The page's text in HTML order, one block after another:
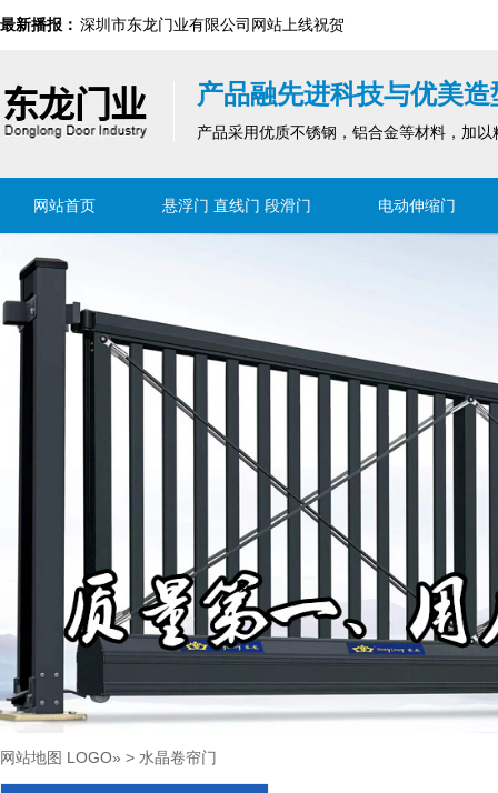
最新播报：
深圳市东龙门业有限公司网站上线祝贺
深圳市东龙门业有限公司网站上线祝贺
产品融先进科技与优美
产品采用优质不锈钢，铝合金等材料，加
网站首页 悬浮门 直线门 段滑门 电动伸缩门
网站地图 LOGO» > 水晶卷帘门